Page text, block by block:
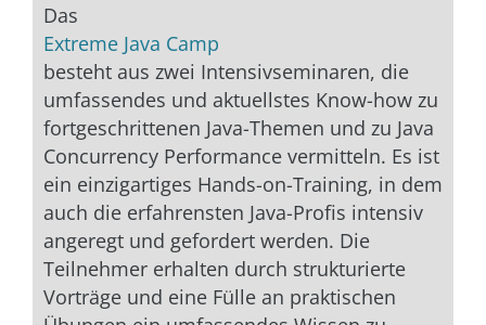
Das
Extreme Java Camp
besteht aus zwei Intensivseminaren, die
umfassendes und aktuellstes Know-how zu
fortgeschrittenen Java-Themen und zu Java
Concurrency Performance vermitteln. Es ist
ein einzigartiges Hands-on-Training, in dem
auch die erfahrensten Java-Profis intensiv
angeregt und gefordert werden. Die
Teilnehmer erhalten durch strukturierte
Vorträge und eine Fülle an praktischen